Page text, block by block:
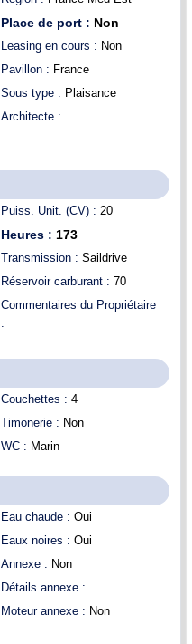
Place de port : Non
Leasing en cours : Non
Pavillon : France
Sous type : Plaisance
Architecte :
Puiss. Unit. (CV) : 20
Heures : 173
Transmission : Saildrive
Réservoir carburant : 70
Commentaires du Propriétaire
:
Couchettes : 4
Timonerie : Non
WC : Marin
Eau chaude : Oui
Eaux noires : Oui
Annexe : Non
Détails annexe :
Moteur annexe : Non